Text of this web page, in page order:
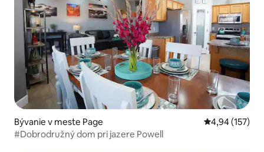
Bývanie v meste Page Priemerné
4,94 (157)
#Dobrodružný dom pri jazere Powell